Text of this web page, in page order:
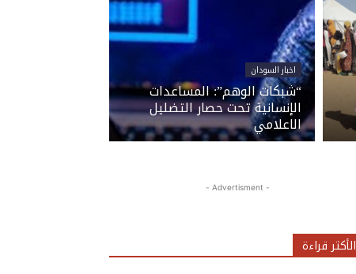
اخبار السودان
“شبكات الوهم”: المساعدات
الإنسانية تحت حصار التضليل
الاعلامي
- Advertisment -
الأكثر قراءة